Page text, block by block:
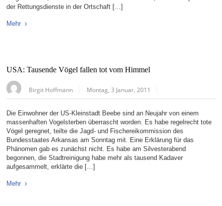
der Rettungsdienste in der Ortschaft […]
Mehr
USA: Tausende Vögel fallen tot vom Himmel
Birgit Hoffmann Montag, 3 Januar, 2011
Die Einwohner der US-Kleinstadt Beebe sind an Neujahr von einem
massenhaften Vogelsterben überrascht worden. Es habe regelrecht tote
Vögel geregnet, teilte die Jagd- und Fischereikommission des
Bundesstaates Arkansas am Sonntag mit. Eine Erklärung für das
Phänomen gab es zunächst nicht. Es habe am Silvesterabend
begonnen, die Stadtreinigung habe mehr als tausend Kadaver
aufgesammelt, erklärte die […]
Mehr